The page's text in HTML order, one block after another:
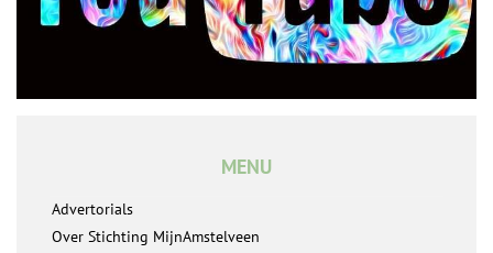
MENU
Advertorials
Over Stichting MijnAmstelveen